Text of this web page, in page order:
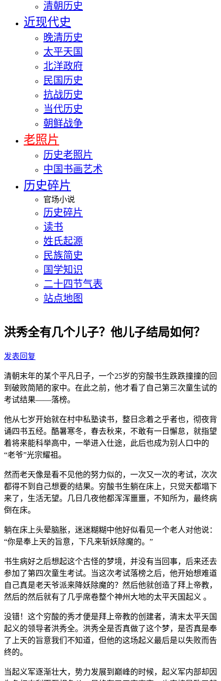
清朝历史
近现代史
晚清历史
太平天国
北洋政府
民国历史
抗战历史
当代历史
朝鲜战争
老照片
历史老照片
中国书画艺术
历史碎片
官场小说
历史碎片
读书
姓氏起源
民族简史
国学知识
二十四节气表
站点地图
洪秀全有几个儿子？他儿子结局如何？
发表回复
清朝末年的某个平凡日子，一个25岁的穷酸书生跌跌撞撞的回
到破败简陋的家中。在此之前，他才看了自己第三次童生试的
考试结果——落榜。
他从七岁开始就在村中私塾读书，整日念着之乎者也，彻夜背
诵四书五经。酷暑寒冬，春去秋来，不敢有一日懈怠，就指望
着将来能科举高中，一举进入仕途，此后也成为别人口中的
“老爷”光宗耀祖。
然而老天像是看不见他的努力似的，一次又一次的考试，次次
都得不到自己想要的结果。穷酸书生躺在床上，只觉天都塌下
来了，生活无望。几日几夜他都浑浑噩噩，不知所为，最终病
倒在床。
躺在床上头晕脑胀，迷迷糊糊中他好似看见一个老人对他说：
“你是奉上天的旨意，下凡来斩妖除魔的。”
书生病好之后想起这个古怪的梦境，并没有当回事，后来还去
参加了第四次童生考试。当这次考试落榜之后，他开始想难道
自己真是老天爷派来降妖除魔的？然后他就创造了拜上帝教，
然后的然后就有了几乎席卷整个神州大地的太平天国起义 。
没错！这个穷酸的秀才便是拜上帝教的创建者，清末太平天国
起义的领导者洪秀全。洪秀全是否真做了这个梦，是否真是奉
了上天的旨意我们不知道，但他的这场起义最后是以失败而告
终的。
当起义军逐渐壮大，势力发展到巅峰的时候，起义军内部却因